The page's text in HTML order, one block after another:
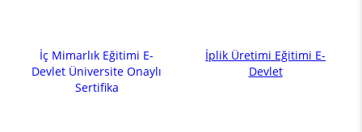
İç Mimarlık Eğitimi E-
Devlet Üniversite Onaylı
Sertifika
İplik Üretimi Eğitimi E-
Devlet